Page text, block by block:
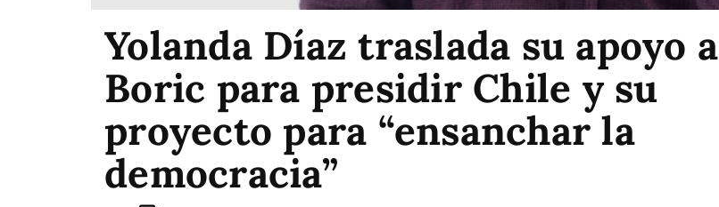
Yolanda Díaz traslada su apoyo a
Boric para presidir Chile y su
proyecto para “ensanchar la
democracia”